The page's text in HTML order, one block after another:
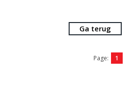
Ga terug
Page: 1